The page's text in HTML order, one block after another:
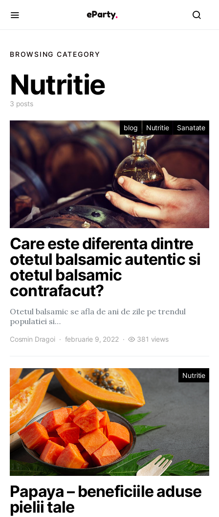
BROWSING CATEGORY
Nutritie
3 posts
blog Nutritie Sanatate
Care este diferenta dintre
otetul balsamic autentic si
otetul balsamic
contrafacut?
Otetul balsamic se afla de ani de zile pe trendul
populatiei si…
Cosmin Dragoi februarie 9, 2022 381 views
Nutritie
Papaya – beneficiile aduse
pielii tale